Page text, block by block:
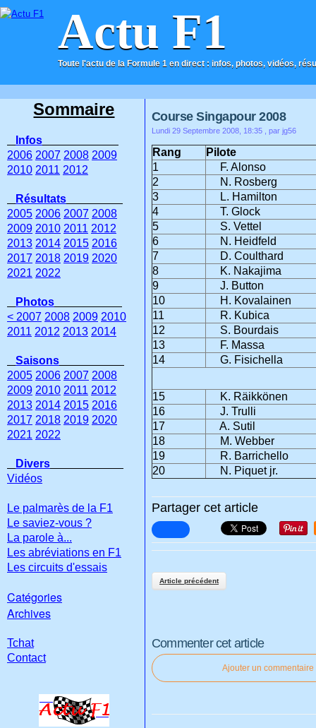
Actu F1
Toute l'actu de la Formule 1 en direct : infos, photos, vidéos,
ACCUEIL CONTACT
Course Singapour 2008
Lundi 29 Septembre 2008, 18:35 , par jg56
Rang
Pilote
1
F. Alonso
2
N. Rosberg
3
L. Hamilton
4
T. Glock
5
S. Vettel
6
N. Heidfeld
7
D. Coulthard
8
K. Nakajima
9
J. Button
10
H. Kovalainen
11
R. Kubica
12
S. Bourdais
13
F. Massa
14
G. Fisichella
15
K. Räikkönen
16
J. Trulli
17
A. Sutil
18
M. Webber
19
R. Barrichello
20
N. Piquet jr.
Partager cet article
Article précédent
Commenter cet article
Ajouter un commentaire
Sommaire
Infos
2006 2007 2008 2009
2010 2011 2012
Résultats
2005 2006 2007 2008
2009 2010 2011 2012
2013 2014 2015 2016
2017 2018 2019 2020
2021 2022
Photos
< 2007 2008 2009 2010
2011 2012 2013 2014
Saisons
2005 2006 2007 2008
2009 2010 2011 2012
2013 2014 2015 2016
2017 2018 2019 2020
2021 2022
Divers
Vidéos
Le palmarès de la F1
Le saviez-vous ?
La parole à...
Les abréviations en F1
Les circuits d'essais
Catégories
Archives
Tchat
Contact